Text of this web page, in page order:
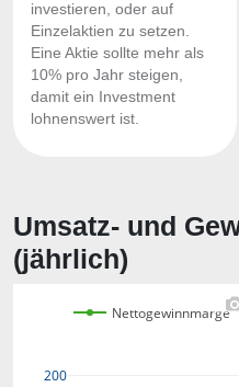
investieren, oder auf
Einzelaktien zu setzen.
Eine Aktie sollte mehr als
10% pro Jahr steigen,
damit ein Investment
lohnenswert ist.
Umsatz- und
(jährlich)
200
Nettogewinnmarge